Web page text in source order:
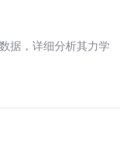
据，详细分析其力学